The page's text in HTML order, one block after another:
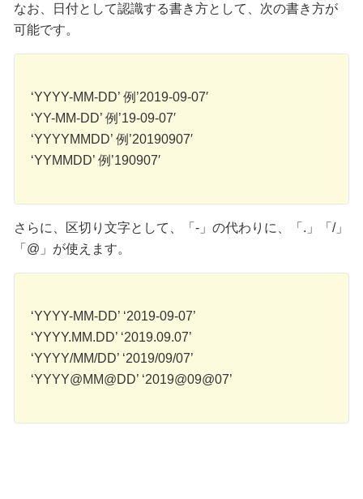
なお、日付として認識する書き方として、次の書き方が
可能です。
‘YYYY-MM-DD’ 例’2019-09-07′
‘YY-MM-DD’ 例’19-09-07′
‘YYYYMMDD’ 例’20190907′
‘YYMMDD’ 例’190907′
さらに、区切り文字として、「-」の代わりに、「.」「/」
「@」が使えます。
‘YYYY-MM-DD’ ‘2019-09-07’
‘YYYY.MM.DD’ ‘2019.09.07’
‘YYYY/MM/DD’ ‘2019/09/07’
‘YYYY@MM@DD’ ‘2019@09@07’